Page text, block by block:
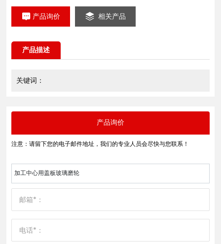
产品询价 相关产品
产品描述
关键词：
产品询价
注意：请留下您的电子邮件地址，我们的专业人员会尽快与您联系！
加工中心用盖板玻璃磨轮